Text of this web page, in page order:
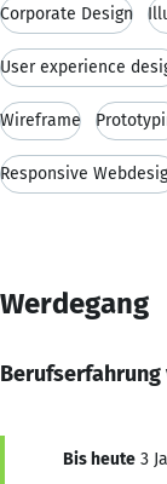
Corporate Design
User experience
Wireframe
Responsive
Werdegang
Berufserfahrung
Bis heute 3